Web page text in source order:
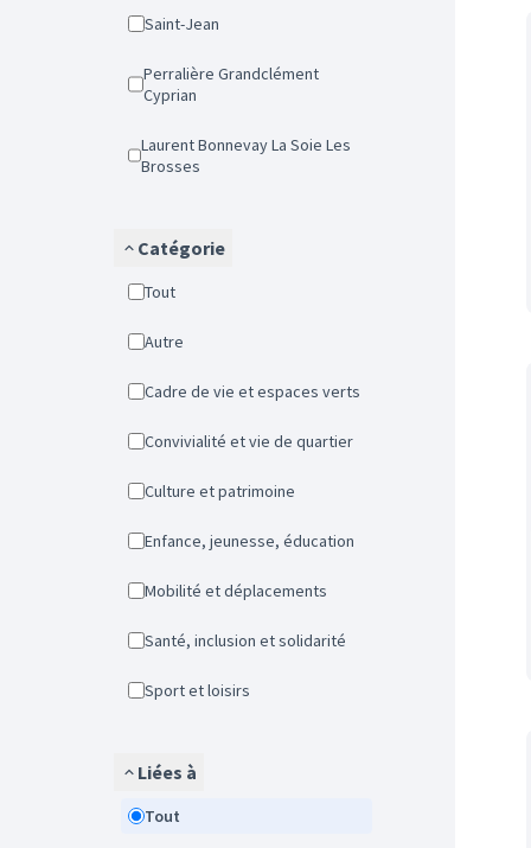
Saint-Jean
Perralière Grandclément
Cyprian
Laurent Bonnevay La Soie Les
Brosses
Catégorie
Tout
Autre
Cadre de vie et espaces verts
Convivialité et vie de quartier
Culture et patrimoine
Enfance, jeunesse, éducation
Mobilité et déplacements
Santé, inclusion et solidarité
Sport et loisirs
Liées à
Tout